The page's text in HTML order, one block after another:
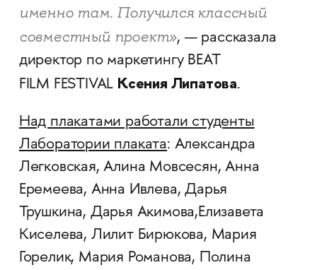
именно там. Получился классный
совместный проект», — рассказала
директор по маркетингу BEAT
FILM FESTIVAL Ксения Липатова.
Над плакатами работали студенты
Лаборатории плаката: Александра
Легковская, Алина Мовсесян, Анна
Еремеева, Анна Ивлева, Дарья
Трушкина, Дарья Акимова,Елизавета
Киселева, Лилит Бирюкова, Мария
Горелик, Мария Романова, Полина